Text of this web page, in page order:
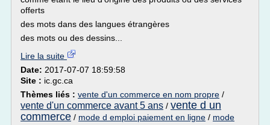
offerts
des mots dans des langues étrangères
des mots ou des dessins...
Lire la suite
Date: 2017-07-07 18:59:58
Site : ic.gc.ca
Thèmes liés : vente d'un commerce en nom propre /
vente d'un commerce avant 5 ans / vente d un
commerce / mode d emploi paiement en ligne / mode